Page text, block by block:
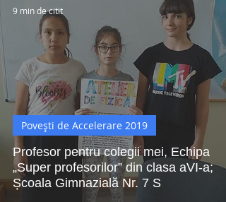
Profesor pentru colegii mei, Echipa
„Super profesorilor” din clasa aVI-a;
Școala Gimnazială Nr. 7 S
Povești de Accelerare 2019
9 min de citit